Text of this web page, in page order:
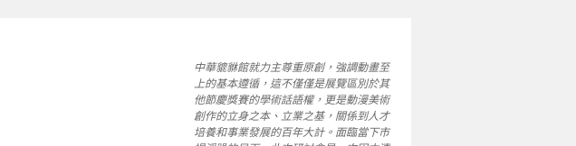
中華貔貅館就力主尊重原創，強調動畫至
上的基本遵循，這不僅僅是展覽區別於其
他節慶獎賽的學術話語權，更是動漫美術
創作的立身之本、立業之基，關係到人才
培養和事業發展的百年大計。面臨當下市